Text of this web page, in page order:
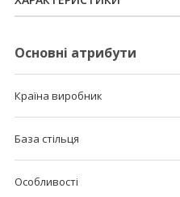
Основні атрибути
Країна виробник
База стільця
Особливості